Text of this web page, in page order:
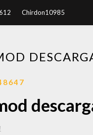
Chirdon10985